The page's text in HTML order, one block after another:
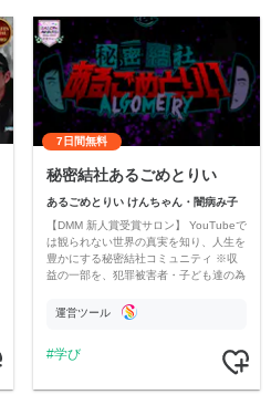
7日間無料
秘密結社あるごめとりい
あるごめとりい けんちゃん・闇病み子
【DMM 新人賞受賞サロン】 YouTubeで
は観られない世界の真実を知り、人生を
豊かにする秘密結社コミュニティ ※収
益の一部を、犯罪被害者・子ども達の為
す運営ツール
学び